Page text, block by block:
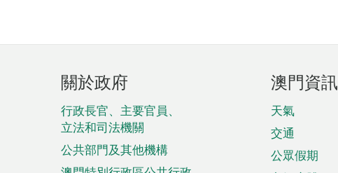
頁
腳
菜
單
關於政府
行政長官、主要官員、
立法和司法機關
公共部門及其他機構
澳門資訊
天氣
交通
公眾假期